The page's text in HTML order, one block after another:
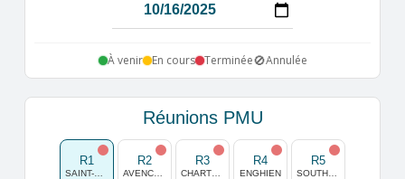
À venir En cours Terminée🚫Annulée
Réunions PMU
R1 R2 R3 R4
ENGHIEN
R5